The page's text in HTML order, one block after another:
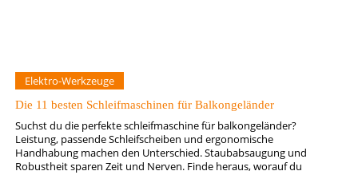
Elektro-Werkzeuge
Die 11 besten Schleifmaschinen für Balkongeländer
Suchst du die perfekte schleifmaschine für balkongeländer?
Leistung, passende Schleifscheiben und ergonomische
Handhabung machen den Unterschied. Staubabsaugung und
Robustheit sparen Zeit und Nerven. Finde heraus, worauf du